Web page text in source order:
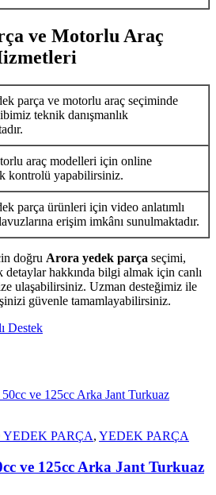
ve Motorlu Araç
parça ve motorlu araç seçiminde
teknik danışmanlık
araç modelleri için online
kontrolü yapabilirsiniz.
parça ürünleri için video anlatımlı
erişim imkânı sunulmaktadır.
doğru Arora yedek parça seçimi,
hakkında bilgi almak için canlı
ulaşabilirsiniz. Uzman desteğimiz ile
güvenle tamamlayabilirsiniz.
YEDEK PARÇA, YEDEK PARÇA
ve 125cc Arka Jant Turkuaz